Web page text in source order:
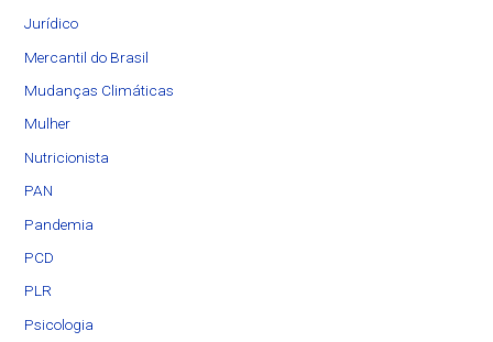
Jurídico
Mercantil do Brasil
Mudanças Climáticas
Mulher
Nutricionista
PAN
Pandemia
PCD
PLR
Psicologia